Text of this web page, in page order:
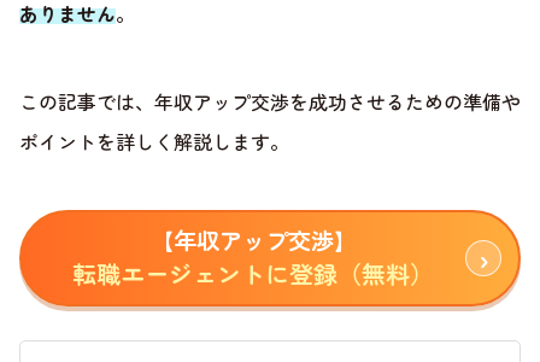
ありません。
この記事では、年収アップ交渉を成功させるための準備や
ポイントを詳しく解説します。
【年収アップ交渉】
転職エージェントに登録（無料）